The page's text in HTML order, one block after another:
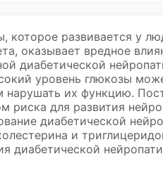
которое развивается у
оказывает вредное
диабетической
уровень глюкозы
их функцию.
для развития
диабетической
и
диабетической